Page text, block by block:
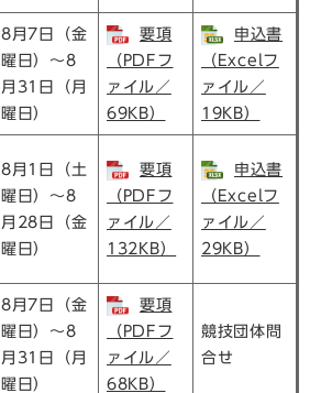
8月7日（金
曜日）～8
月31日（月
曜日）
要項
（PDFフ
ァイル／
69KB）
申込書
（Excelフ
ァイル／
19KB）
8月1日（土
曜日）～8
月28日（金
曜日）
要項
（PDFフ
ァイル／
132KB）
申込書
（Excelフ
ァイル／
29KB）
8月7日（金
曜日）～8
月31日（月
曜日）
要項
（PDFフ
ァイル／
68KB）
競技団体問
合せ